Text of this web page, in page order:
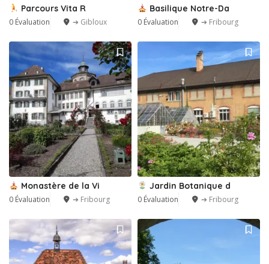
Parcours Vita R
0 Évaluation ➔ Gibloux
Basilique Notre-Da
0 Évaluation ➔ Fribourg
Monastère de la Vi
0 Évaluation ➔ Fribourg
Jardin Botanique d
0 Évaluation ➔ Fribourg